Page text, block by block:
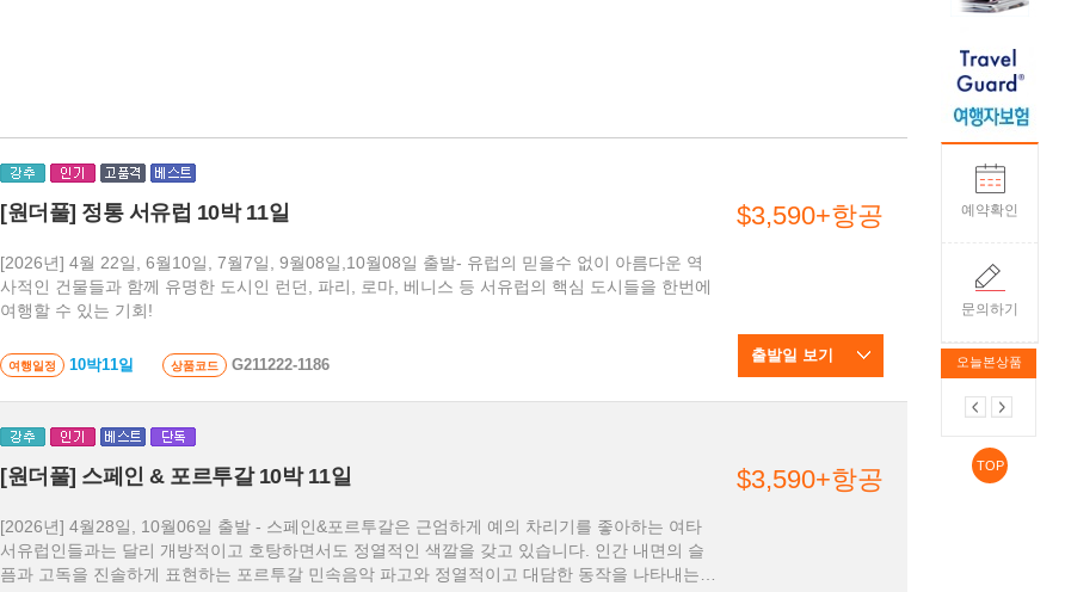
예약확인
문의하기
오늘본상품
TOP
[원더풀] 정통 서유럽 10박 11일
[2026년] 4월 22일, 6월10일, 7월7일, 9월08일,10월08일 출발- 유럽의 믿을수 없이 아름다운 역
사적인 건물들과 함께 유명한 도시인 런던, 파리, 로마, 베니스 등 서유럽의 핵심 도시들을 한번에
여행할 수 있는 기회!
여행일정 10박11일 상품코드 G211222-1186
$3,590+항공
출발일 보기
[원더풀] 스페인 & 포르투갈 10박 11일
[2026년] 4월28일, 10월06일 출발 - 스페인&포르투갈은 근엄하게 예의 차리기를 좋아하는 여타
서유럽인들과는 달리 개방적이고 호탕하면서도 정열적인 색깔을 갖고 있습니다. 인간 내면의 슬
픔과 고독을 진솔하게 표현하는 포르투갈 민속음악 파고와 정열적이고 대담한 동작을 나타내는
$3,590+항공